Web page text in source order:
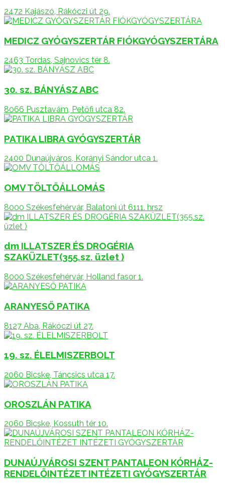
2472 Kajászó, Rákóczi út 29.
MEDICZ GYÓGYSZERTÁR FIÓKGYÓGYSZERTÁRA
2463 Tordas, Sajnovics tér 8.
30. sz. BÁNYÁSZ ABC
8066 Pusztavám, Petőfi utca 82.
PATIKA LIBRA GYÓGYSZERTÁR
2400 Dunaújváros, Korányi Sándor utca 1.
OMV TÖLTŐÁLLOMÁS
8000 Székesfehérvár, Balatoni út 6111. hrsz
dm ILLATSZER ÉS DROGÉRIA
SZAKÜZLET(355.sz. üzlet )
8000 Székesfehérvár, Holland fasor 1.
ARANYESŐ PATIKA
8127 Aba, Rákóczi út 27.
19. sz. ÉLELMISZERBOLT
2060 Bicske, Táncsics utca 17.
OROSZLÁN PATIKA
2060 Bicske, Kossuth tér 10.
DUNAÚJVÁROSI SZENT PANTALEON KÓRHÁZ-
RENDELŐINTÉZET INTÉZETI GYÓGYSZERTÁR